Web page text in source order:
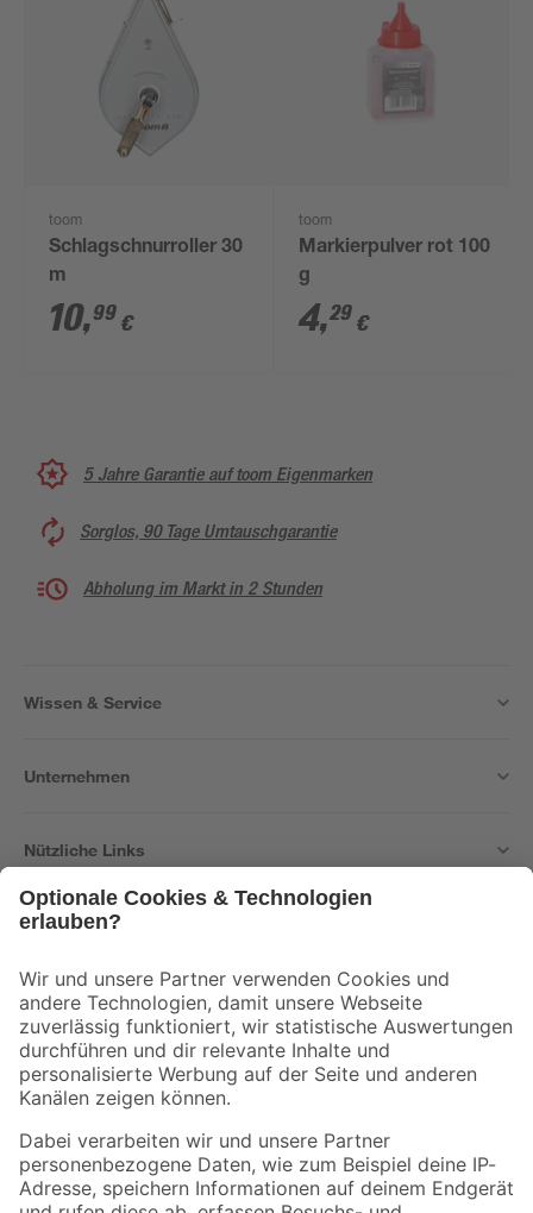
toom
Schlagschnurroller 30
m
10,99 €
toom
Markierpulver rot 100
g
4,29 €
5 Jahre Garantie auf toom Eigenmarken
Sorglos, 90 Tage Umtauschgarantie
Abholung im Markt in 2 Stunden
Wissen & Service
Unternehmen
Nützliche Links
Der toom Newsletter: Keine Angebote und Aktionen mehr verpassen!
Zur Newsletter Anmeldung
Folge uns
Zahlungsarten Versandarten